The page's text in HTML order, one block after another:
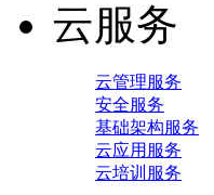
云服务
云管理服务
安全服务
基础架构服务
云应用服务
云培训服务